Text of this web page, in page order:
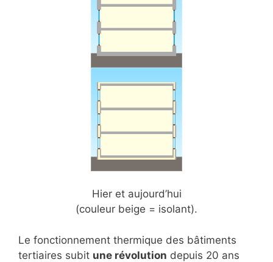
Hier et aujourd’hui
(couleur beige = isolant).
Le fonctionnement thermique des bâtiments
tertiaires subit une révolution depuis 20 ans